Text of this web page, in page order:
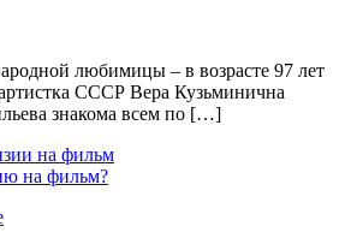
любимицы – в возрасте 97 лет
СССР Вера Кузьминична
знакома всем по […]
на фильм?